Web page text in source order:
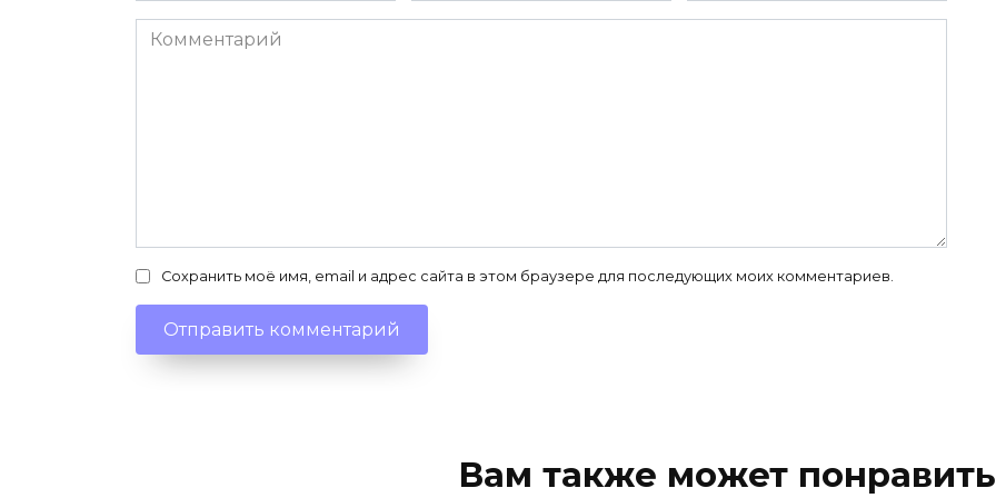
Комментарий
Сохранить моё имя, email и адрес сайта в этом браузере для последующих моих комментариев.
Вам также может